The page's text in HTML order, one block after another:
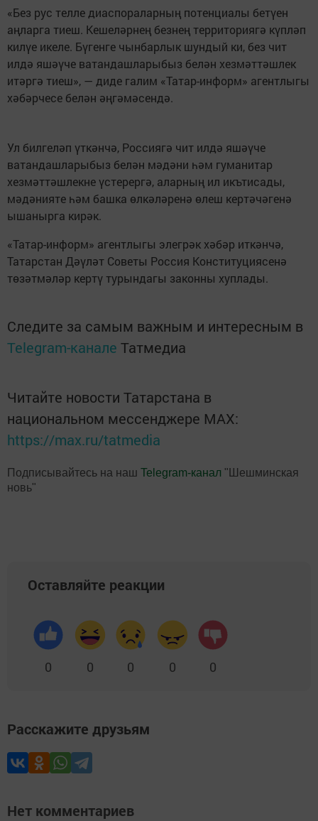
«Без рус телле диаспораларның потенциалы бетүен
аңларга тиеш. Кешеләрнең безнең территориягә күпләп
килүе икеле. Бүгенге чынбарлык шундый ки, без чит
илдә яшәүче ватандашларыбыз белән хезмәттәшлек
итәргә тиеш», — диде галим «Татар-информ» агентлыгы
хәбәрчесе белән әңгәмәсендә.
Ул билгеләп үткәнчә, Россиягә чит илдә яшәүче
ватандашларыбыз белән мәдәни һәм гуманитар
хезмәттәшлекне үстерергә, аларның ил икътисады,
мәдәнияте һәм башка өлкәләренә өлеш кертәчәгенә
ышанырга кирәк.
«Татар-информ» агентлыгы элегрәк хәбәр иткәнчә,
Татарстан Дәүләт Советы Россия Конституциясенә
төзәтмәләр кертү турындагы законны хуплады.
Следите за самым важным и интересным в
Telegram-канале Татмедиа
Читайте новости Татарстана в
национальном мессенджере MАХ:
https://max.ru/tatmedia
Подписывайтесь на наш Telegram-канал "Шешминская
новь"
Оставляйте реакции
0 0 0 0 0
Расскажите друзьям
Нет комментариев